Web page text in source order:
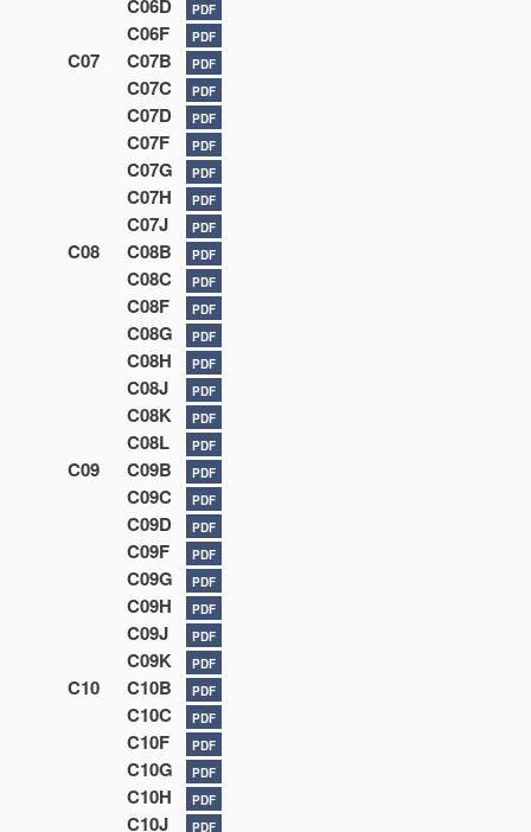
C06D PDF
C06F PDF
C07 C07B PDF
C07C PDF
C07D PDF
C07F PDF
C07G PDF
C07H PDF
C07J PDF
C08 C08B PDF
C08C PDF
C08F PDF
C08G PDF
C08H PDF
C08J PDF
C08K PDF
C08L PDF
C09 C09B PDF
C09C PDF
C09D PDF
C09F PDF
C09G PDF
C09H PDF
C09J PDF
C09K PDF
C10 C10B PDF
C10C PDF
C10F PDF
C10G PDF
C10H PDF
C10J PDF